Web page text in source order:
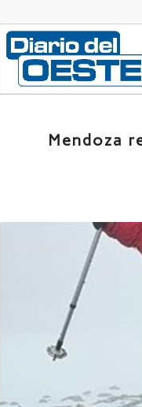
Mendoza